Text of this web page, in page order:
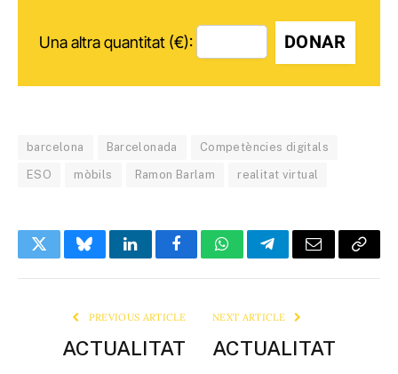
Una altra quantitat (€): DONAR
barcelona Barcelonada Competències digitals
ESO mòbils Ramon Barlam realitat virtual
TwitterBlueskyLinkedInFacebookWhatsAppTelegramEmail Copy
PREVIOUS ARTICLE
ACTUALITAT
NEXT ARTICLE
ACTUALITAT